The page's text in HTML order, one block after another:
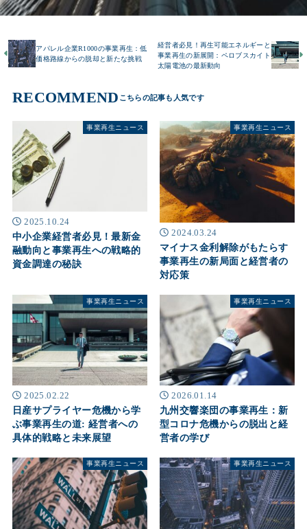
アパレル企業R1000の事業再生：低
価格路線からの脱却と新たな挑戦
経営者必見！再生可能エネルギーと
事業再生の新展開：ペロブスカイト
太陽電池の最新動向
RECOMMEND
事業再生ニュース
2025.10.24
中小企業経営者必見！最新金
融動向と事業再生への戦略的
資金調達の秘訣
事業再生ニュース
2024.03.24
マイナス金利解除がもたらす
事業再生の新局面と経営者の
対応策
事業再生ニュース
2025.02.22
日産サプライヤー危機から学
ぶ事業再生の道: 経営者への
具体的戦略と未来展望
事業再生ニュース
2026.01.14
九州交響楽団の事業再生：新
型コロナ危機からの脱出と経
営者の学び
事業再生ニュース 事業再生ニュース